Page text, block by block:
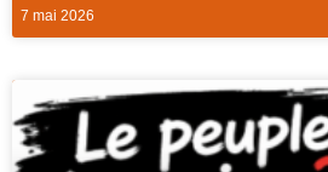
7 mai 2026